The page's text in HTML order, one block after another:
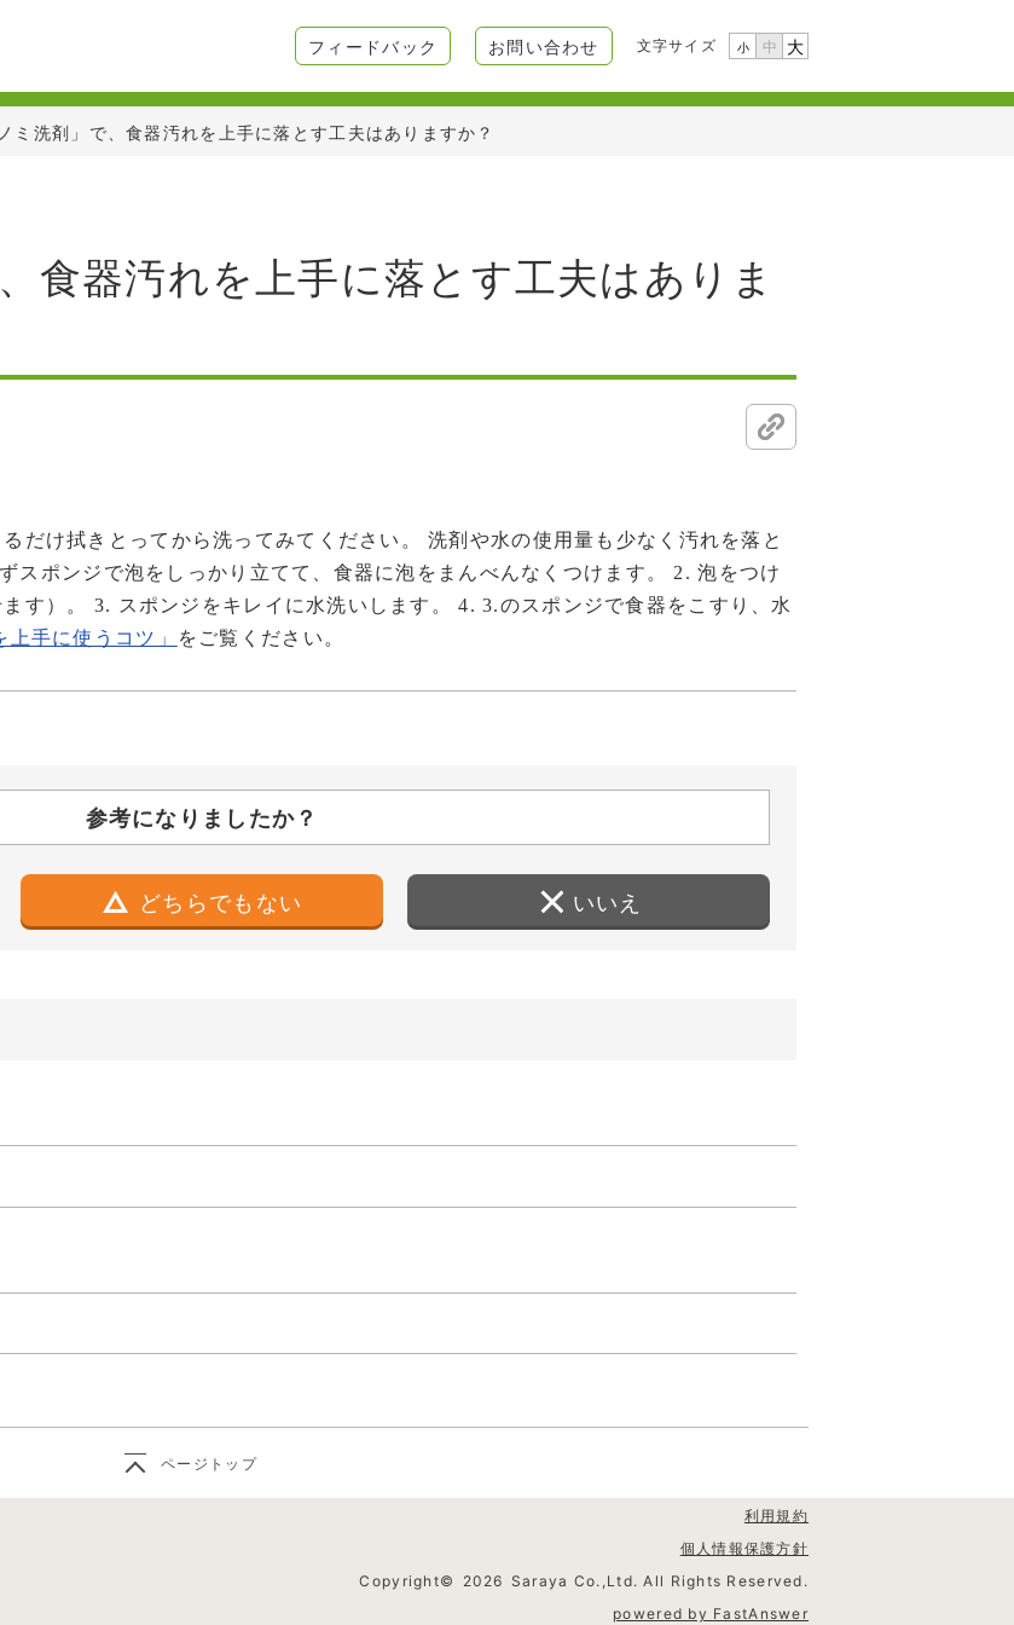
フィードバック お問い合わせ 文字サイズ 小 中 大
ノミ洗剤」で、食器汚れを上手に落とす工夫はありますか？
食器汚れを上手に落とす工夫はありま
だけ拭きとってから洗ってみてください。 洗剤や水の使用量も少なく汚れを落と
スポンジで泡をしっかり立てて、食器に泡をまんべんなくつけます。 2. 泡をつけ
す）。 3. スポンジをキレイに水洗いします。 4. 3.のスポンジで食器をこすり、水
上手に使うコツ」 をご覧ください。
参考になりましたか？
どちらでもない いいえ
ページトップ
利用規約
個人情報保護方針
Copyright©
2026 Saraya Co.,Ltd. All Rights Reserved.
powered by FastAnswer